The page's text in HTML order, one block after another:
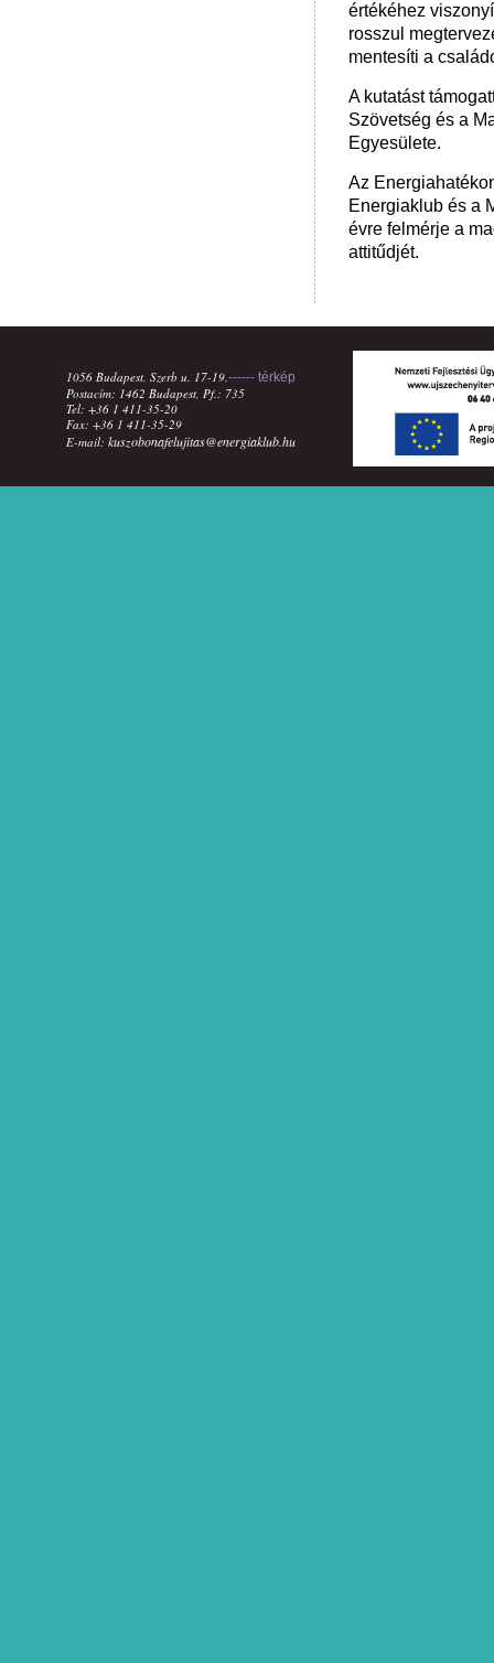
értékéhez
rosszul
mentesíti a
A kutatást
Szövetség és a
Egyesülete.
Az
Energiaklub és a
évre felmérje a
attitűdjét.
1056 Budapest, Szerb u. 17-19.------ térkép
Postacím: 1462 Budapest, Pf.: 735
Tel: +36 1 411-35-20
Fax: +36 1 411-35-29
E-mail: kuszobonafelujitas@energiaklub.hu